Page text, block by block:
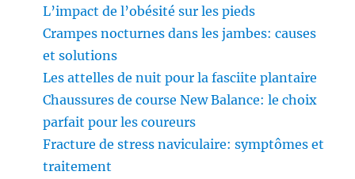
L’impact de l’obésité sur les pieds
Crampes nocturnes dans les jambes: causes
et solutions
Les attelles de nuit pour la fasciite plantaire
Chaussures de course New Balance: le choix
parfait pour les coureurs
Fracture de stress naviculaire: symptômes et
traitement